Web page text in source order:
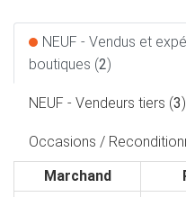
NEUF - Vendus et
boutiques (2)
NEUF - Vendeurs tiers (3)
Occasions /
Marchand